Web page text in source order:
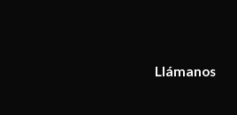
Llámanos